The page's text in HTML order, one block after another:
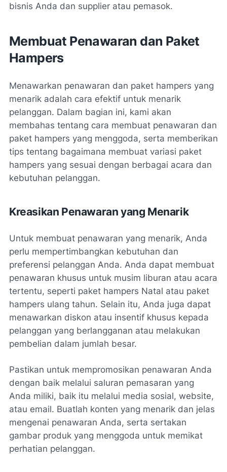
bisnis Anda dan supplier atau pemasok.
Membuat Penawaran dan Paket
Hampers
Menawarkan penawaran dan paket hampers yang
menarik adalah cara efektif untuk menarik
pelanggan. Dalam bagian ini, kami akan
membahas tentang cara membuat penawaran dan
paket hampers yang menggoda, serta memberikan
tips tentang bagaimana membuat variasi paket
hampers yang sesuai dengan berbagai acara dan
kebutuhan pelanggan.
Kreasikan Penawaran yang Menarik
Untuk membuat penawaran yang menarik, Anda
perlu mempertimbangkan kebutuhan dan
preferensi pelanggan Anda. Anda dapat membuat
penawaran khusus untuk musim liburan atau acara
tertentu, seperti paket hampers Natal atau paket
hampers ulang tahun. Selain itu, Anda juga dapat
menawarkan diskon atau insentif khusus kepada
pelanggan yang berlangganan atau melakukan
pembelian dalam jumlah besar.
Pastikan untuk mempromosikan penawaran Anda
dengan baik melalui saluran pemasaran yang
Anda miliki, baik itu melalui media sosial, website,
atau email. Buatlah konten yang menarik dan jelas
mengenai penawaran Anda, serta sertakan
gambar produk yang menggoda untuk memikat
perhatian pelanggan.